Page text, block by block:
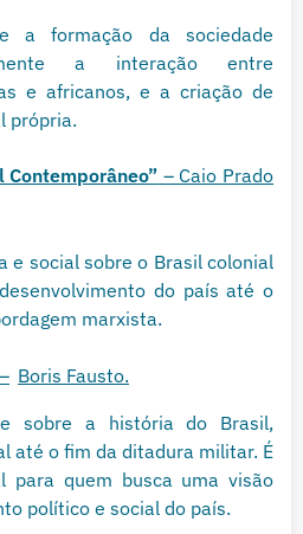
a formação da sociedade
a interação entre
e africanos, e a criação de
própria.
Contemporâneo” – Caio Prado
e social sobre o Brasil colonial
do país até o
marxista.
– Boris Fausto.
sobre a história do Brasil,
até o fim da ditadura militar. É
para quem busca uma visão
político e social do país.